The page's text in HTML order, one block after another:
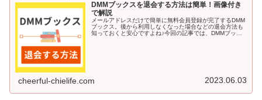
DMMブックスを退会する方法は簡単！画像付き
で解説
メールアドレスだけで簡単に無料会員登録が完了するDMM
ブックス。後から利用しなくなった場合などの退会方法も
知っておくと安心ですよね♪今回の記事では、DMMブック
cheerful-chielife.com 2023.06.03